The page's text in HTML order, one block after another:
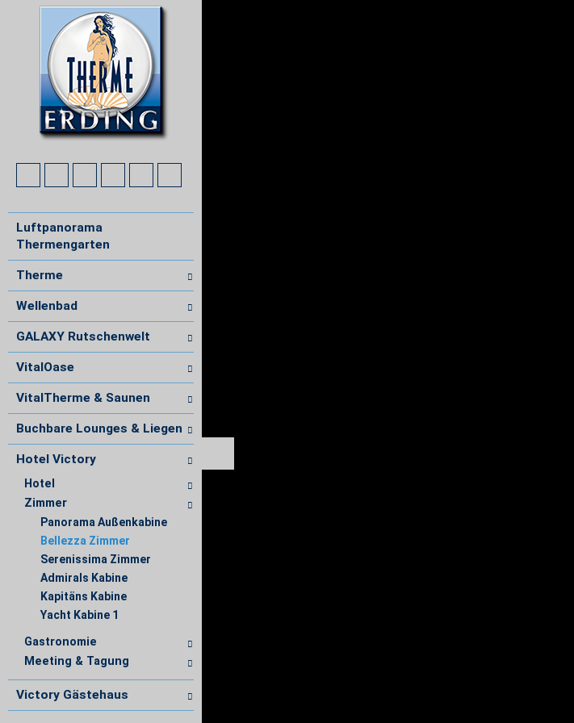
Luftpanorama
Thermengarten
Therme
Wellenbad
GALAXY Rutschenwelt
VitalOase
VitalTherme & Saunen
Buchbare Lounges & Liegen
Hotel Victory
Hotel
Zimmer
Panorama Außenkabine
Bellezza Zimmer
Serenissima Zimmer
Admirals Kabine
Kapitäns Kabine
Yacht Kabine 1
Gastronomie
Meeting & Tagung
Victory Gästehaus